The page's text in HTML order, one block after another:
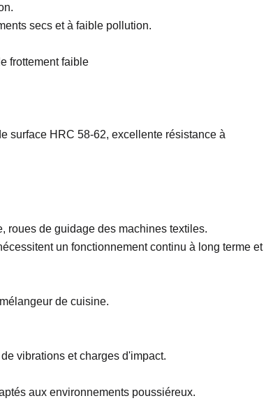
secs et à faible pollution.
frottement faible
surface HRC 58-62, excellente résistance à
roues de guidage des machines textiles.
un fonctionnement continu à long terme et
de cuisine.
vibrations et charges d'impact.
aux environnements poussiéreux.